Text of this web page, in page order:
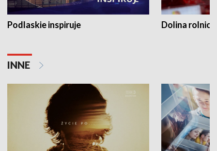
Podlaskie inspiruje Dolina
INNE